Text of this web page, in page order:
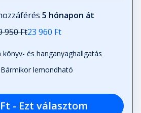
5 hónapon át
950 Ft23 960 Ft
könyv- és hanganyaghallgatás
Bármikor lemondható
- Ezt választom